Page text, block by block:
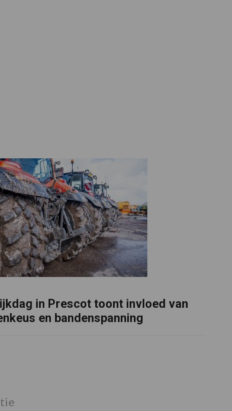
in Prescot toont invloed van
en bandenspanning